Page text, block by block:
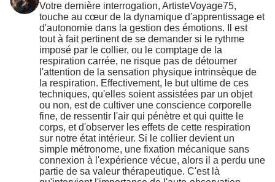
Votre dernière interrogation, ArtisteVoyage75,
touche au cœur de la dynamique d'apprentissage et
d'autonomie dans la gestion des émotions. Il est
tout à fait pertinent de se demander si le rythme
imposé par le collier, ou le comptage de la
respiration carrée, ne risque pas de détourner
l'attention de la sensation physique intrinsèque de
la respiration. Effectivement, le but ultime de ces
techniques, qu'elles soient assistées par un objet
ou non, est de cultiver une conscience corporelle
fine, de ressentir l'air qui pénètre et qui quitte le
corps, et d'observer les effets de cette respiration
sur notre état intérieur. Si le collier devient un
simple métronome, une fixation mécanique sans
connexion à l'expérience vécue, alors il a perdu une
partie de sa valeur thérapeutique. C'est là